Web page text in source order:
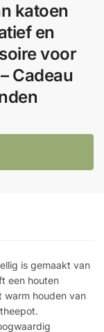
katoen
en
voor
Cadeau
is gemaakt van
een houten
warm houden van